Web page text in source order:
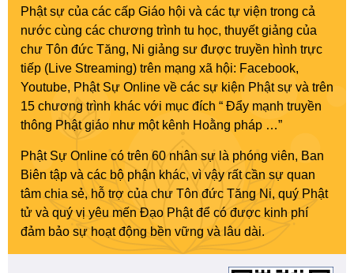
Phật sự của các cấp Giáo hội và các tự viện trong cả
nước cùng các chương trình tu học, thuyết giảng của
chư Tôn đức Tăng, Ni giảng sư được truyền hình trực
tiếp (Live Streaming) trên mạng xã hội: Facebook,
Youtube, Phật Sự Online về các sự kiện Phật sự và trên
15 chương trình khác với mục đích “ Đẩy mạnh truyền
thông Phật giáo như một kênh Hoằng pháp …”
Phật Sự Online có trên 60 nhân sự là phóng viên, Ban
Biên tập và các bộ phận khác, vì vậy rất cần sự quan
tâm chia sẻ, hỗ trợ của chư Tôn đức Tăng Ni, quý Phật
tử và quý vị yêu mến Đạo Phật để có được kinh phí
đảm bảo sự hoạt động bền vững và lâu dài.